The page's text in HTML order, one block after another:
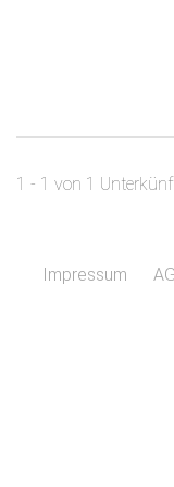
1 - 1 von 1
Impressum